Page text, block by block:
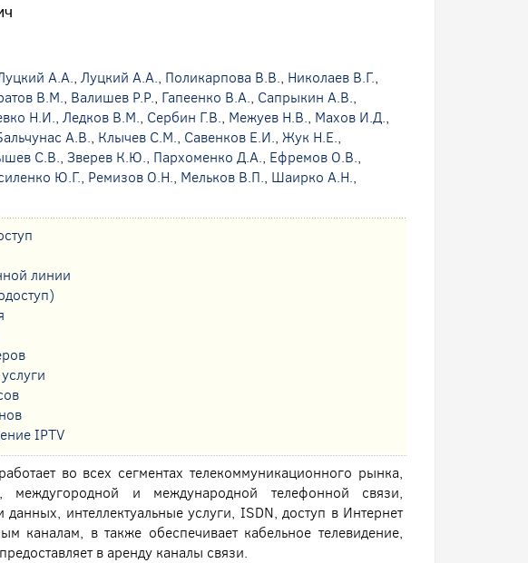
А.А., Луцкий А.А., Поликарпова В.В., Николаев В.Г.,
В.М., Валишев Р.Р., Гапеенко В.А., Сапрыкин А.В.,
Н.И., Ледков В.М., Сербин Г.В., Межуев Н.В., Махов И.Д.,
А.В., Клычев С.М., Савенков Е.И., Жук Н.Е.,
С.В., Зверев К.Ю., Пархоменко Д.А., Ефремов О.В.,
Ю.Г., Ремизов О.Н., Мельков В.П., Шаирко А.Н.,
линии
IPTV
во всех сегментах телекоммуникационного рынка,
междугородной и международной телефонной связи,
данных, интеллектуальные услуги, ISDN, доступ в Интернет
каналам, в также обеспечивает кабельное телевидение,
в аренду каналы связи.